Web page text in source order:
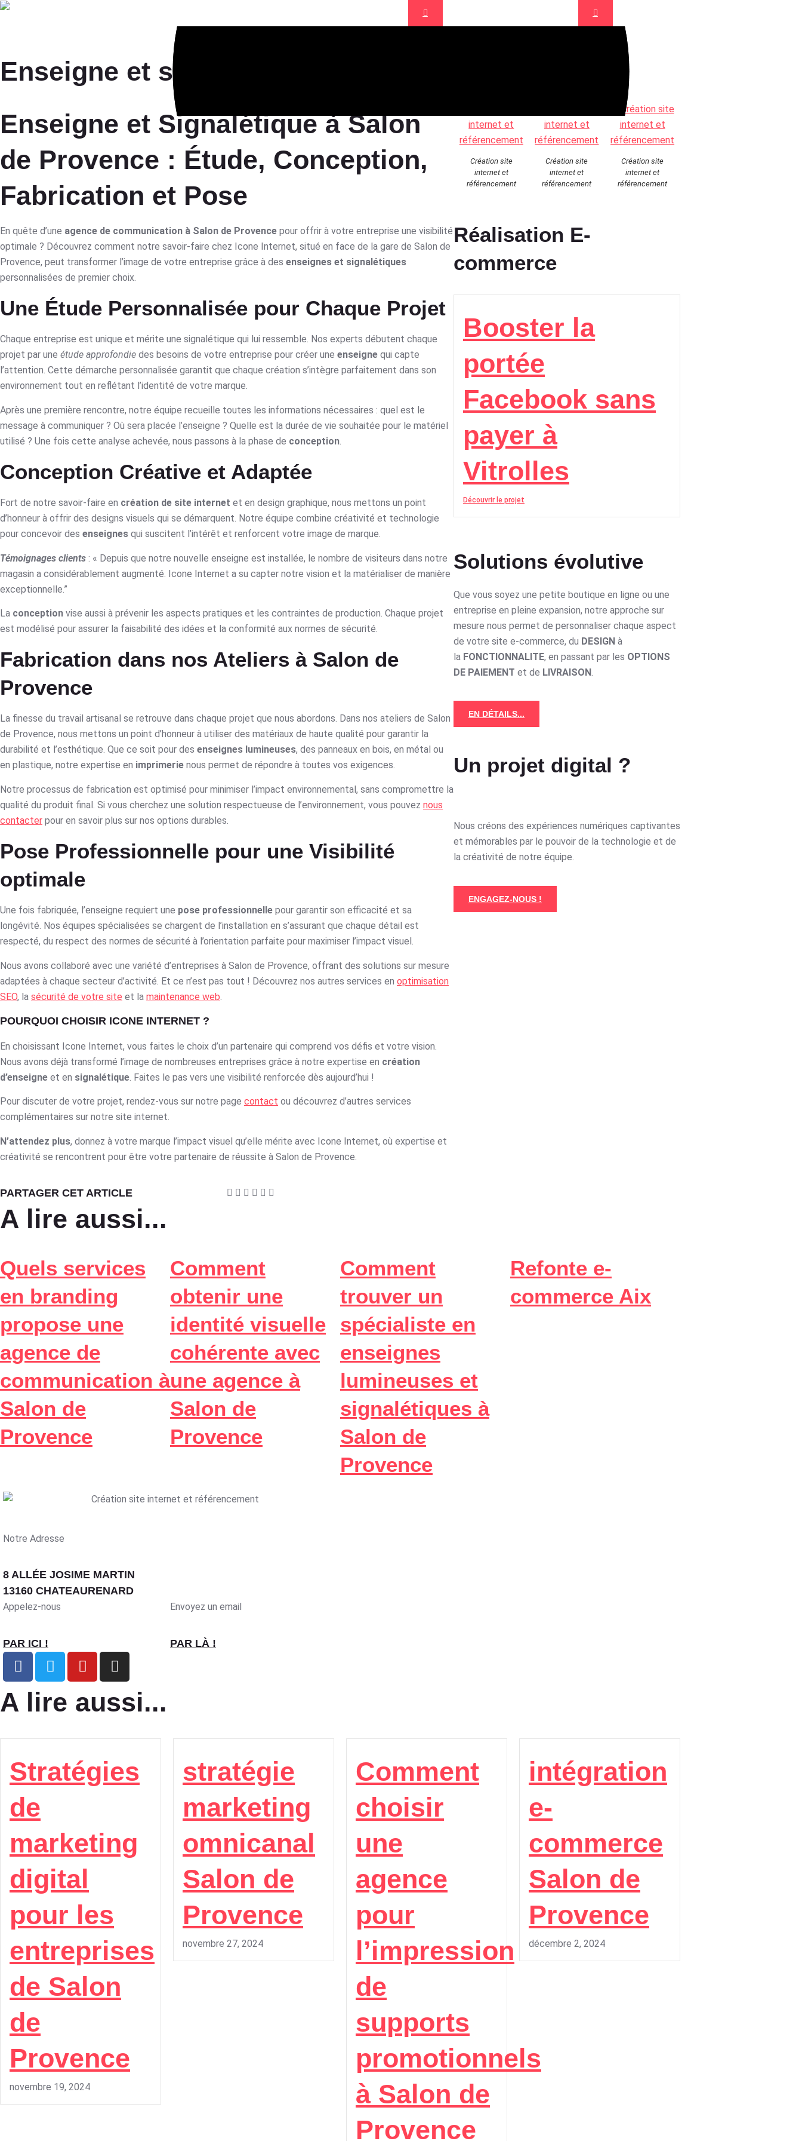
Enseigne et signalétique
Enseigne et Signalétique à Salon
de Provence : Étude, Conception,
Fabrication et Pose
En quête d’une agence de communication à Salon de Provence pour offrir à votre entreprise une visibilité
optimale ? Découvrez comment notre savoir-faire chez Icone Internet, situé en face de la gare de Salon de
Provence, peut transformer l’image de votre entreprise grâce à des enseignes et signalétiques
personnalisées de premier choix.
Une Étude Personnalisée pour Chaque Projet
Chaque entreprise est unique et mérite une signalétique qui lui ressemble. Nos experts débutent chaque
projet par une étude approfondie des besoins de votre entreprise pour créer une enseigne qui capte
l’attention. Cette démarche personnalisée garantit que chaque création s’intègre parfaitement dans son
environnement tout en reflétant l’identité de votre marque.
Après une première rencontre, notre équipe recueille toutes les informations nécessaires : quel est le
message à communiquer ? Où sera placée l’enseigne ? Quelle est la durée de vie souhaitée pour le matériel
utilisé ? Une fois cette analyse achevée, nous passons à la phase de conception
Conception Créative et Adaptée
Fort de notre savoir-faire en création de site internet et en design graphique, nous mettons un point
d’honneur à offrir des designs visuels qui se démarquent. Notre équipe combine créativité et technologie
pour concevoir des enseignes qui suscitent l’intérêt et renforcent votre image de marque.
Témoignages clients : « Depuis que notre nouvelle enseigne est installée, le nombre de visiteurs dans notre
magasin a considérablement augmenté. Icone Internet a su capter notre vision et la matérialiser de manière
exceptionnelle.”
La conception vise aussi à prévenir les aspects pratiques et les contraintes de production. Chaque projet
est modélisé pour assurer la faisabilité des idées et la conformité aux normes de sécurité.
Fabrication dans nos Ateliers à Salon de
Provence
La finesse du travail artisanal se retrouve dans chaque projet que nous abordons. Dans nos ateliers de Salon
de Provence, nous mettons un point d’honneur à utiliser des matériaux de haute qualité pour garantir la
durabilité et l’esthétique. Que ce soit pour des enseignes lumineuses, des panneaux en bois, en métal ou
en plastique, notre expertise en imprimerie nous permet de répondre à toutes vos exigences.
Notre processus de fabrication est optimisé pour minimiser l’impact environnemental, sans compromettre la
qualité du produit final. Si vous cherchez une solution respectueuse de l’environnement, vous pouvez nous
contacter pour en savoir plus sur nos options durables.
Pose Professionnelle pour une Visibilité
optimale
Une fois fabriquée, l’enseigne requiert une pose professionnelle pour garantir son efficacité et sa
longévité. Nos équipes spécialisées se chargent de l’installation en s’assurant que chaque détail est
respecté, du respect des normes de sécurité à l’orientation parfaite pour maximiser l’impact visuel.
Nous avons collaboré avec une variété d’entreprises à Salon de Provence, offrant des solutions sur mesure
adaptées à chaque secteur d’activité. Et ce n’est pas tout ! Découvrez nos autres services en optimisation
SEO, la sécurité de votre site et la maintenance web
POURQUOI CHOISIR ICONE INTERNET ?
En choisissant Icone Internet, vous faites le choix d’un partenaire qui comprend vos défis et votre vision.
Nous avons déjà transformé l’image de nombreuses entreprises grâce à notre expertise en création
d’enseigne et en signalétique. Faites le pas vers une visibilité renforcée dès aujourd’hui !
Pour discuter de votre projet, rendez-vous sur notre page contact ou découvrez d’autres services
complémentaires sur notre site internet.
N’attendez plus, donnez à votre marque l’impact visuel qu’elle mérite avec Icone Internet, où expertise et
créativité se rencontrent pour être votre partenaire de réussite à Salon de Provence.
PARTAGER CET ARTICLE
Création site
internet et
référencement
Création site
internet et
référencement
Création site
internet et
référencement
Réalisation E-
commerce
Booster la
portée
Facebook sans
payer à
Vitrolles
Découvrir le projet
Solutions évolutive
Que vous soyez une petite boutique en ligne ou une
entreprise en pleine expansion, notre approche sur
mesure nous permet de personnaliser chaque aspect
de votre site e-commerce, du DESIGNà
la FONCTIONNALITE, en passant par les OPTIONS
DE PAIEMENT et de LIVRAISON.
EN DÉTAILS...
Un projet digital ?
Nous créons des expériences numériques captivantes
et mémorables par le pouvoir de la technologie et de
la créativité de notre équipe.
ENGAGEZ-NOUS !
A lire aussi...
Quels services
en branding
propose une
agence de
communication à
Salon de
Provence
Comment
obtenir une
identité visuelle
cohérente avec
une agence à
Salon de
Provence
Comment
trouver un
spécialiste en
enseignes
lumineuses et
signalétiques à
Salon de
Provence
Refonte e-
commerce Aix
Notre Adresse
8 ALLÉE JOSIME MARTIN
13160 CHATEAURENARD
Appelez-nous
PAR ICI !
Envoyez un email
PAR LÀ !
A lire aussi...
Stratégies
de
marketing
digital
pour les
entreprises
de Salon
de
Provence
novembre 19, 2024
stratégie
marketing
omnicanal
Salon de
Provence
novembre 27, 2024
Comment
choisir
une
agence
pour
l’impression
de
supports
promotionnels
à Salon de
Provence
intégration
e-
commerce
Salon de
Provence
décembre 2, 2024